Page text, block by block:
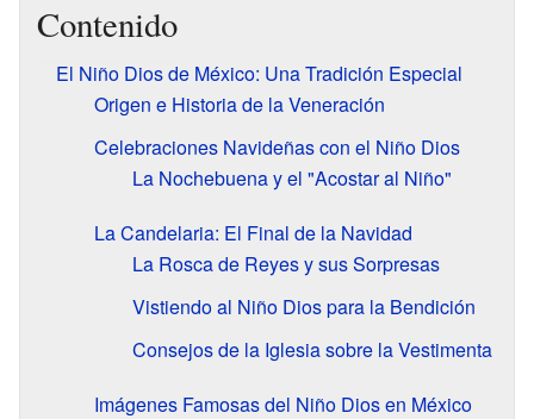
Contenido
El Niño Dios de México: Una Tradición Especial
Origen e Historia de la Veneración
Celebraciones Navideñas con el Niño Dios
La Nochebuena y el "Acostar al Niño"
La Candelaria: El Final de la Navidad
La Rosca de Reyes y sus Sorpresas
Vistiendo al Niño Dios para la Bendición
Consejos de la Iglesia sobre la Vestimenta
Imágenes Famosas del Niño Dios en México